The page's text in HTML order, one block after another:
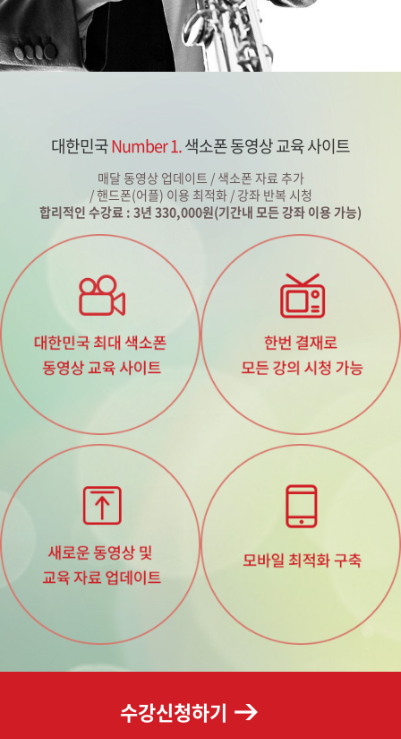
대한민국Number 1.색소폰 동영상 교육 사이트
매달 동영상 업데이트 / 색소폰 자료 추가
/ 핸드폰(어플) 이용 최적화 / 강좌 반복 시청
합리적인 수강료 : 3년 330,000원(기간내 모든 강좌 이용 가능)
수강신청하기